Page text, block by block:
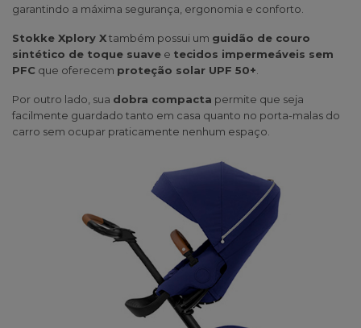
garantindo a máxima segurança, ergonomia e conforto.
Stokke Xplory Xtambém possui um guidão de couro
sintético de toque suave e tecidos impermeáveis sem
PFC que oferecem proteção solar UPF 50+
Por outro lado, sua dobra compacta permite que seja
facilmente guardado tanto em casa quanto no porta-malas do
carro sem ocupar praticamente nenhum espaço.